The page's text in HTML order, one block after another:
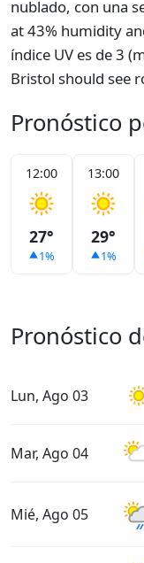
nublado, con una
at 43% humidity
índice UV es de 3
Bristol should see
Pronóstico
12:00
27°
1%
13:00
29°
1%
Pronóstico
Lun, Ago 03
Mar, Ago 04
Mié, Ago 05